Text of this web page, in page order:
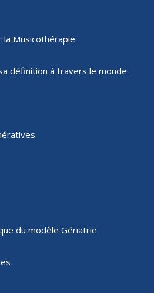
la Musicothérapie
définition à travers le monde
du modèle Gériatrie